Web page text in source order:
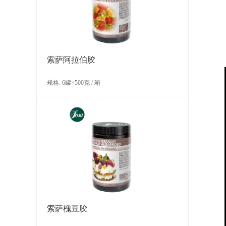
索萨阿拉伯胶
规格: 6罐×500克 / 箱
索萨槐豆胶